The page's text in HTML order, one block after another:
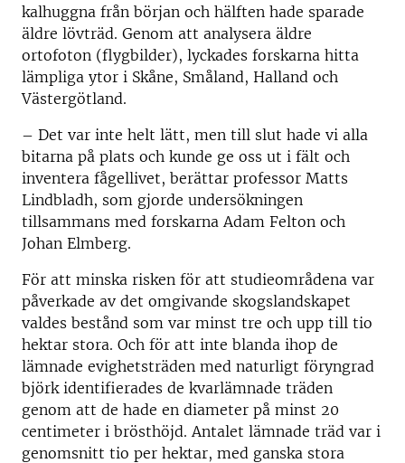
kalhuggna från början och hälften hade sparade
äldre lövträd. Genom att analysera äldre
ortofoton (flygbilder), lyckades forskarna hitta
lämpliga ytor i Skåne, Småland, Halland och
Västergötland.
– Det var inte helt lätt, men till slut hade vi alla
bitarna på plats och kunde ge oss ut i fält och
inventera fågellivet, berättar professor Matts
Lindbladh, som gjorde undersökningen
tillsammans med forskarna Adam Felton och
Johan Elmberg.
För att minska risken för att studieområdena var
påverkade av det omgivande skogslandskapet
valdes bestånd som var minst tre och upp till tio
hektar stora. Och för att inte blanda ihop de
lämnade evighetsträden med naturligt föryngrad
björk identifierades de kvarlämnade träden
genom att de hade en diameter på minst 20
centimeter i brösthöjd. Antalet lämnade träd var i
genomsnitt tio per hektar, med ganska stora